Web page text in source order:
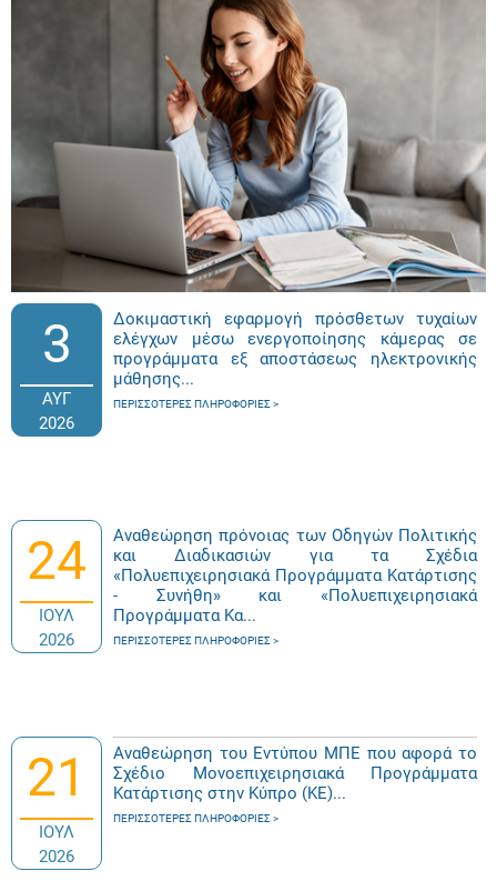
3
ΑΥΓ
2026
Δοκιμαστική εφαρμογή πρόσθετων τυχαίων
ελέγχων μέσω ενεργοποίησης κάμερας σε
προγράμματα εξ αποστάσεως ηλεκτρονικής
μάθησης...
ΠΕΡΙΣΣΌΤΕΡΕΣ ΠΛΗΡΟΦΟΡΊΕΣ
24
ΙΟΥΛ
2026
Αναθεώρηση πρόνοιας των Οδηγών Πολιτικής
και Διαδικασιών για τα Σχέδια
«Πολυεπιχειρησιακά Προγράμματα Κατάρτισης
- Συνήθη» και «Πολυεπιχειρησιακά
Προγράμματα Κα...
ΠΕΡΙΣΣΌΤΕΡΕΣ ΠΛΗΡΟΦΟΡΊΕΣ
21
ΙΟΥΛ
2026
Αναθεώρηση του Εντύπου ΜΠΕ που αφορά το
Σχέδιο Μονοεπιχειρησιακά Προγράμματα
Κατάρτισης στην Κύπρο (ΚΕ)...
ΠΕΡΙΣΣΌΤΕΡΕΣ ΠΛΗΡΟΦΟΡΊΕΣ